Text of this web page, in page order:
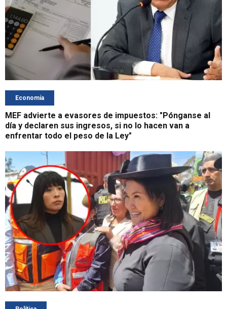
Economía
MEF advierte a evasores de impuestos: "Pónganse al
día y declaren sus ingresos, si no lo hacen van a
enfrentar todo el peso de la Ley"